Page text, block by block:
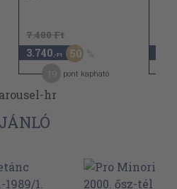
7.480 Ft
3.740 ,-Ft 50
pont kapható